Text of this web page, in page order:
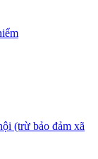
(trừ bảo đảm xã